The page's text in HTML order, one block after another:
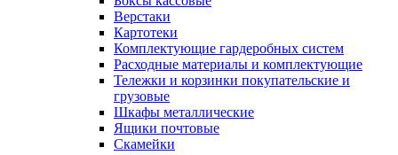
Верстаки
Картотеки
Комплектующие гардеробных систем
Расходные материалы и комплектующие
Тележки и корзинки покупательские и
грузовые
Шкафы металлические
Ящики почтовые
Скамейки